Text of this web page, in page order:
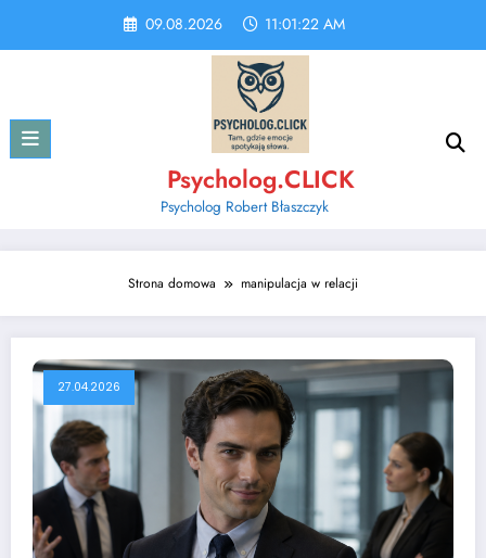
content
09.08.2026 11:01:22 AM
Psycholog.CLICK
Psycholog Robert Błaszczyk
Strona domowa manipulacja w relacji
27.04.2026